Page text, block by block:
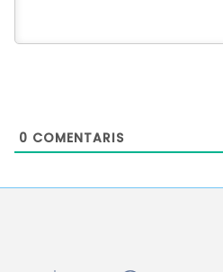
0 COMENTARIS